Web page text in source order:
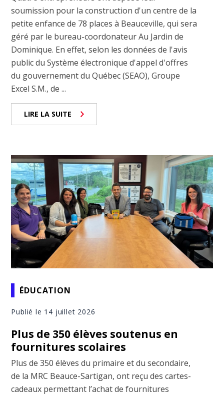
soumission pour la construction d'un centre de la
petite enfance de 78 places à Beauceville, qui sera
géré par le bureau-coordonateur Au Jardin de
Dominique. En effet, selon les données de l'avis
public du Système électronique d'appel d'offres
du gouvernement du Québec (SEAO), Groupe
Excel S.M., de ...
LIRE LA SUITE
ÉDUCATION
Publié le 14 juillet 2026
Plus de 350 élèves soutenus en
fournitures scolaires
Plus de 350 élèves du primaire et du secondaire,
de la MRC Beauce-Sartigan, ont reçu des cartes-
cadeaux permettant l’achat de fournitures